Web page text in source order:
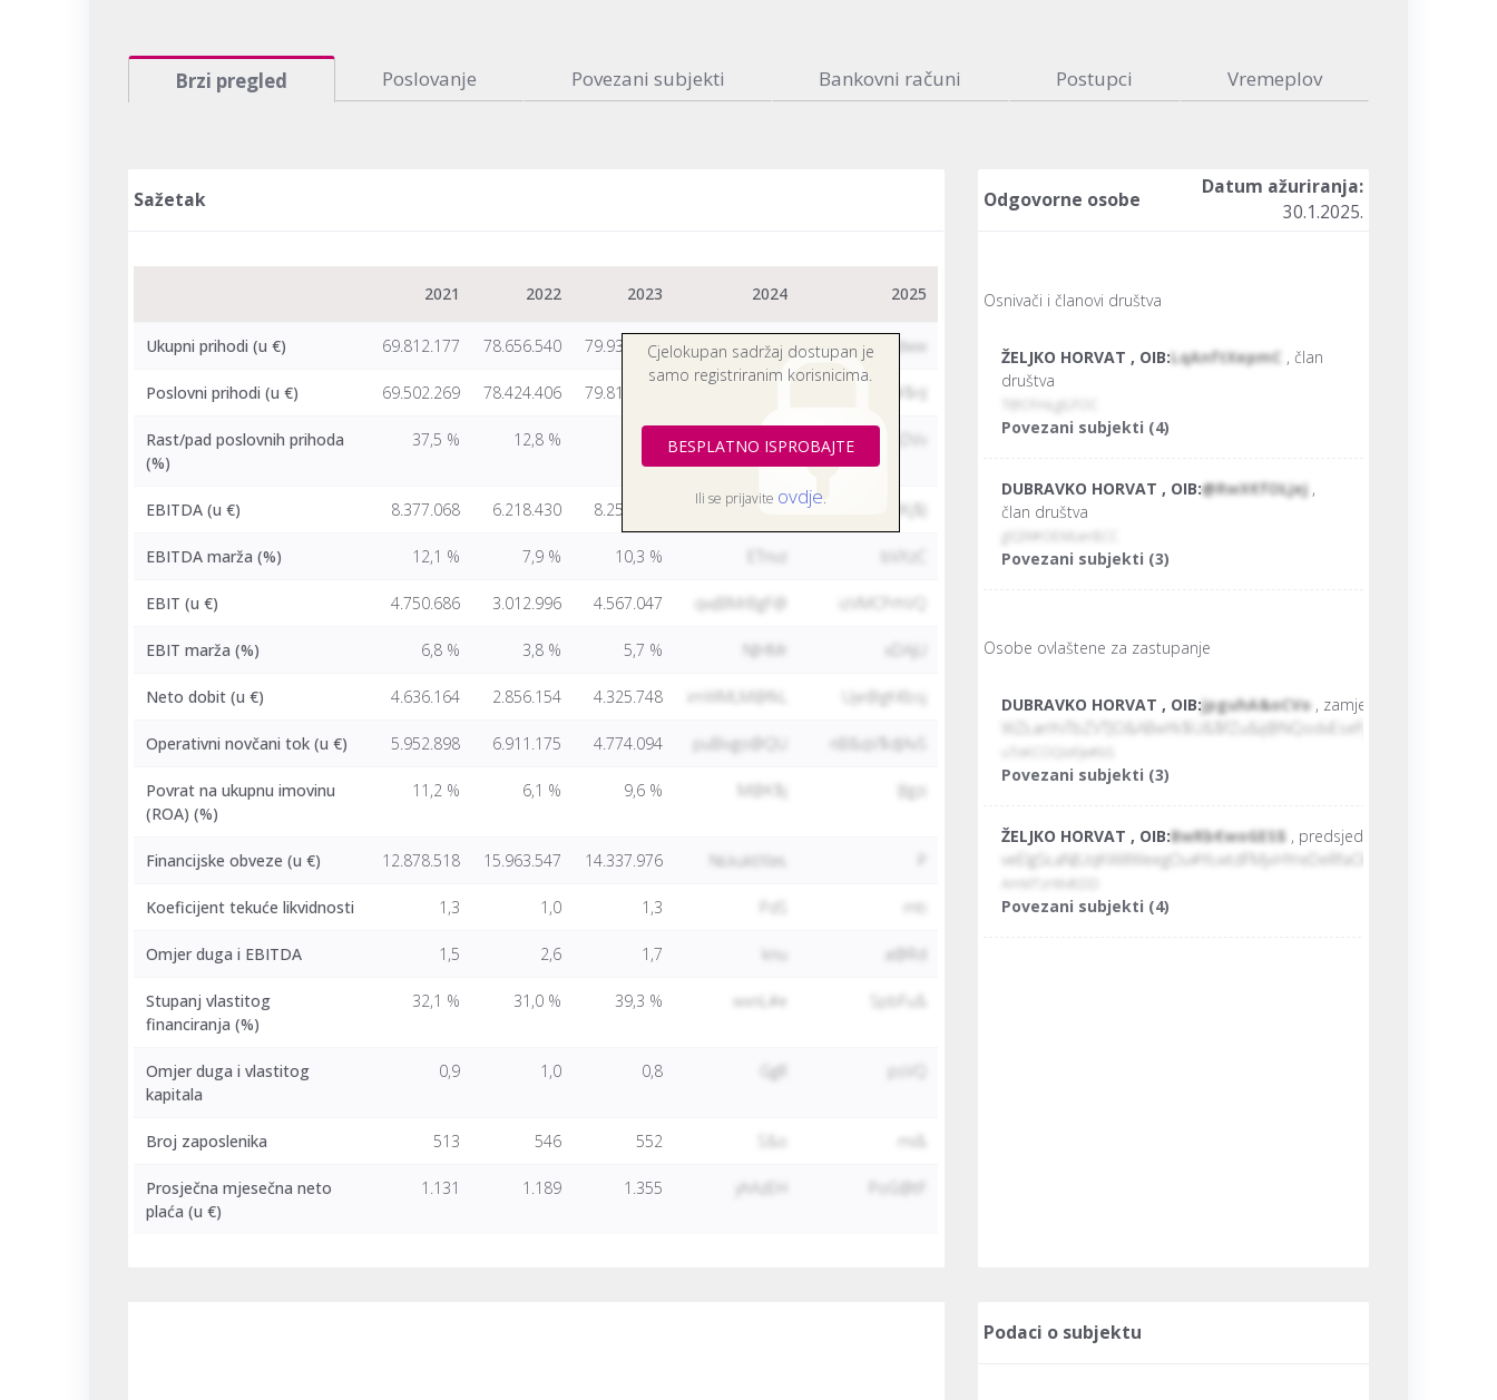
Brzi pregled Poslovanje Povezani subjekti Bankovni računi Postupci Vremeplov
Sažetak
Cjelokupan sadržaj dostupan je
samo registriranim korisnicima.
BESPLATNO ISPROBAJTE
Ili se prijavite ovdje.
2021 2022 2023 2024 2025
Ukupni prihodi (u €) 69.812.177 78.656.540 79.933.918 LCJhptiruvo Y&mXPaNOdww
Poslovni prihodi (u €) 69.502.269 78.424.406 79.816.863 zfwYdwD#$nJ
Rast/pad poslovnih prihoda
(%)
37,5 % 12,8 % jHFWSY
EBITDA (u €) 8.377.068 6.218.430 8.258.834 Lrvdv@EPO$ CHgw&WKj$J
EBITDA marža (%) 12,1 % 7,9 % 10,3 % ETnvz
EBIT (u €) 4.750.686 3.012.996 4.567.047 qwJBMrBgF@ izVMCPrhVQ
EBIT marža (%) 6,8 % 3,8 % 5,7 % NJHMr xDAjU
Neto dobit (u €) 4.636.164 2.856.154 4.325.748 imWMLM@fkL Uje@gK€bsj
Operativni novčani tok (u €) 5.952.898 6.911.175 4.774.094 puBivgo@QU nB&qV$dJAvS
Povrat na ukupnu imovinu
(ROA) (%)
11,2 % 6,1 % 9,6 % M@K$j lJlgzi
Financijske obveze (u €) 12.878.518 15.963.547 14.337.976 NŁkuktXleŁ
Koeficijent tekuće likvidnosti 1,3 1,0 1,3 mti
Omjer duga i EBITDA 1,5 2,6 1,7 knu a@Rd
Stupanj vlastitog
financiranja (%)
32,1 % 31,0 % 39,3 % wxnL#e SpbFu&
Omjer duga i vlastitog
kapitala
0,9 1,0 0,8 GgR
Broj zaposlenika 513 546 552 S&o mi&
Prosječna mjesečna neto
plaća (u €)
1.131 1.189 1.355 yhAzEH PoG@tF
Odgovorne osobe
Datum ažuriranja:
30.1.2025.
Osnivači i članovi društva
ŽELJKO HORVAT , OIB:LqAnftXepmC , član
društva
Povezani subjekti (4)
DUBRAVKO HORVAT , OIB:@RwX€fOŁjej ,
član društva
Povezani subjekti (3)
Osobe ovlaštene za zastupanje
DUBRAVKO HORVAT , OIB:jpguhA&oCVo , zamjenik predsjednika
uToKCOQioFje#bS
Povezani subjekti (3)
ŽELJKO HORVAT , OIB:BwRb€woGES$ , predsjednik uprave
Povezani subjekti (4)
Podaci o subjektu